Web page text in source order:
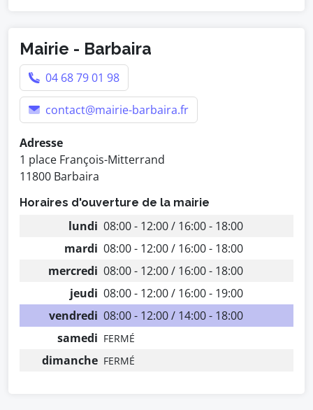
Mairie - Barbaira
04 68 79 01 98
contact@mairie-barbaira.fr
Adresse
1 place François-Mitterrand
11800 Barbaira
Horaires d'ouverture de la mairie
lundi 08:00 - 12:00 / 16:00 - 18:00
mardi 08:00 - 12:00 / 16:00 - 18:00
mercredi 08:00 - 12:00 / 16:00 - 18:00
jeudi 08:00 - 12:00 / 16:00 - 19:00
vendredi 08:00 - 12:00 / 14:00 - 18:00
samedi FERMÉ
dimanche FERMÉ